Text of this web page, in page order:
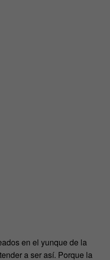
en el yunque de la
a ser así. Porque la